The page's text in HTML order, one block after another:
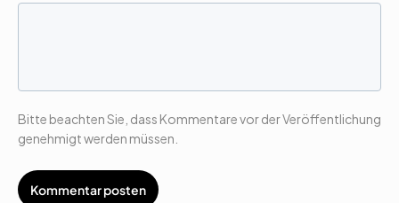
Bitte beachten Sie, dass Kommentare vor der Veröffentlichung
genehmigt werden müssen.